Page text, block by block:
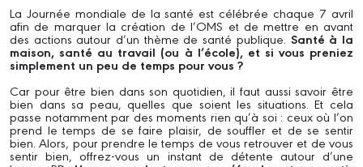
La Journée mondiale de la santé est célébrée chaque 7 avril
afin de marquer la création de l’OMS et de mettre en avant
des actions autour d’un thème de santé publique. Santé à la
maison, santé au travail (ou à l’école), et si vous preniez
simplement un peu de temps pour vous ?
Car pour être bien dans son quotidien, il faut aussi savoir être
bien dans sa peau, quelles que soient les situations. Et cela
passe notamment par des moments rien qu’à soi : ceux où l’on
prend le temps de se faire plaisir, de souffler et de se sentir
bien. Alors, pour prendre le temps de vous retrouver et de vous
sentir bien, offrez-vous un instant de détente autour d’une